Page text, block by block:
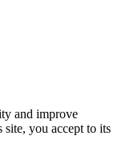
and improve
you accept to its